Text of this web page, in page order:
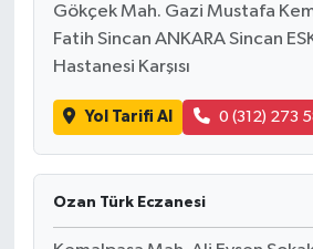
Gökçek Mah. Gazi Mustafa
Fatih Sincan ANKARA Sincan
Hastanesi Karşısı
Yol Tarifi Al 0 (312) 273
Ozan Türk Eczanesi